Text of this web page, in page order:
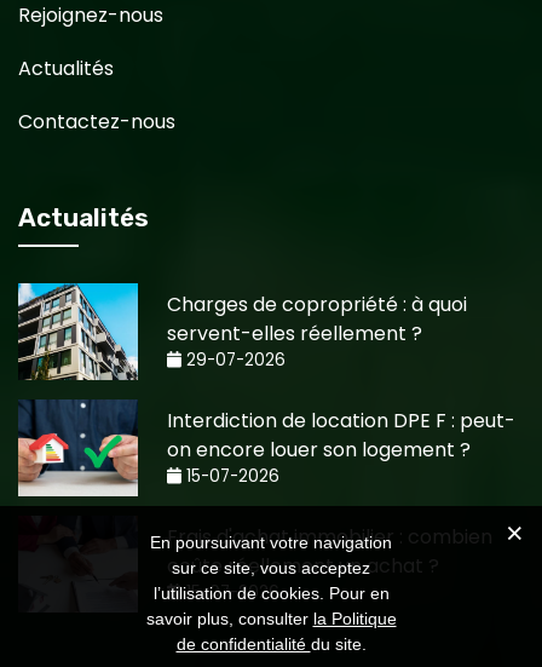
Rejoignez-nous
Actualités
Contactez-nous
Actualités
Charges de copropriété : à quoi
servent-elles réellement ?
29-07-2026
Interdiction de location DPE F : peut-
on encore louer son logement ?
15-07-2026
Frais d'achat immobilier : combien
coûte réellement un achat ?
15-07-2026
En poursuivant votre navigation
sur ce site, vous acceptez
l’utilisation de cookies. Pour en
savoir plus, consulter la Politique
de confidentialité du site.